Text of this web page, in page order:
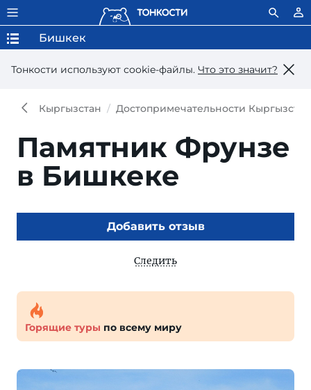
Тонкости используют сookie-файлы. Что это значит?
Бишкек
Кыргызстан Достопримечательности
Памятник Фрунзе
в Бишкеке
Добавить отзыв
Следить
Горящие туры по всему миру